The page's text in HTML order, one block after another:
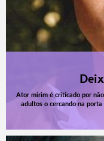
Ator mirim é criticado por
adultos o cercando na